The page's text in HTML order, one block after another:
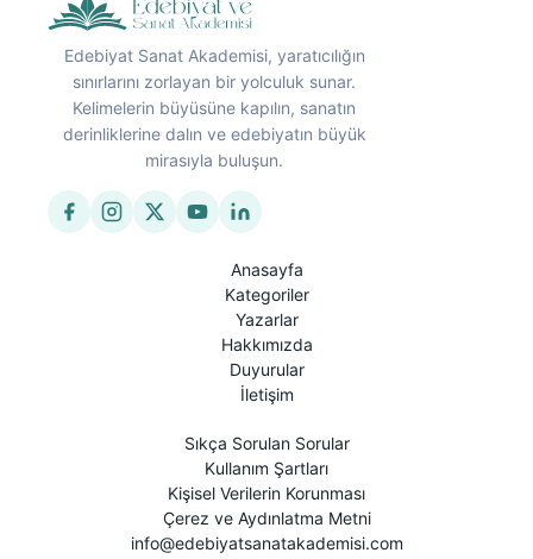
Edebiyat Sanat Akademisi, yaratıcılığın
sınırlarını zorlayan bir yolculuk sunar.
Kelimelerin büyüsüne kapılın, sanatın
derinliklerine dalın ve edebiyatın büyük
mirasıyla buluşun.
Anasayfa
Kategoriler
Yazarlar
Hakkımızda
Duyurular
İletişim
Sıkça Sorulan Sorular
Kullanım Şartları
Kişisel Verilerin Korunması
Çerez ve Aydınlatma Metni
info@edebiyatsanatakademisi.com